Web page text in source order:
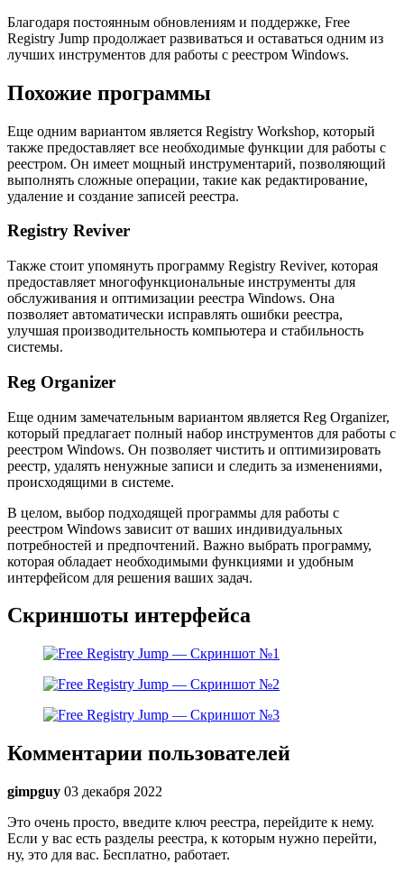
Благодаря постоянным обновлениям и поддержке, Free
Registry Jump продолжает развиваться и оставаться одним из
лучших инструментов для работы с реестром Windows.
Похожие программы
Еще одним вариантом является Registry Workshop, который
также предоставляет все необходимые функции для работы с
реестром. Он имеет мощный инструментарий, позволяющий
выполнять сложные операции, такие как редактирование,
удаление и создание записей реестра.
Registry Reviver
Также стоит упомянуть программу Registry Reviver, которая
предоставляет многофункциональные инструменты для
обслуживания и оптимизации реестра Windows. Она
позволяет автоматически исправлять ошибки реестра,
улучшая производительность компьютера и стабильность
системы.
Reg Organizer
Еще одним замечательным вариантом является Reg Organizer,
который предлагает полный набор инструментов для работы с
реестром Windows. Он позволяет чистить и оптимизировать
реестр, удалять ненужные записи и следить за изменениями,
происходящими в системе.
В целом, выбор подходящей программы для работы с
реестром Windows зависит от ваших индивидуальных
потребностей и предпочтений. Важно выбрать программу,
которая обладает необходимыми функциями и удобным
интерфейсом для решения ваших задач.
Скриншоты интерфейса
Комментарии пользователей
gimpguy 03 декабря 2022
Это очень просто, введите ключ реестра, перейдите к нему.
Если у вас есть разделы реестра, к которым нужно перейти,
ну, это для вас. Бесплатно, работает.